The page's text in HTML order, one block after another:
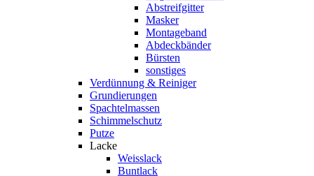
Abstreifgitter
Masker
Montageband
Abdeckbänder
Bürsten
sonstiges
Verdünnung & Reiniger
Grundierungen
Spachtelmassen
Schimmelschutz
Putze
Lacke
Weisslack
Buntlack